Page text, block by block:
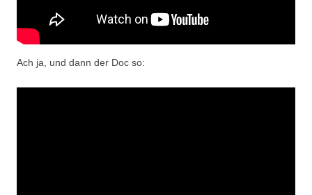
Ach ja, und dann der Doc so: